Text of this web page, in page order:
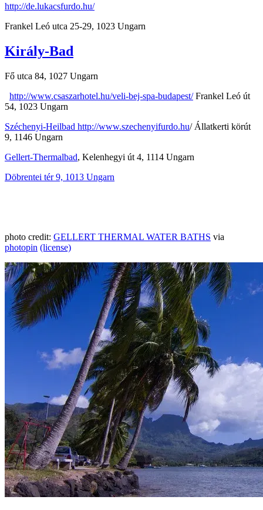
http://de.lukacsfurdo.hu/
Frankel Leó utca 25-29, 1023 Ungarn
Király-Bad
Fő utca 84, 1027 Ungarn
http://www.csaszarhotel.hu/veli-bej-spa-budapest/Frankel Leó út
54, 1023 Ungarn
Széchenyi-Heilbad http://www.szechenyifurdo.hu/ Állatkerti körút
9, 1146 Ungarn
Gellert-Thermalbad, Kelenhegyi út 4, 1114 Ungarn
Döbrentei tér 9, 1013 Ungarn
photo credit: GELLERT THERMAL WATER BATHS via
photopin (license)